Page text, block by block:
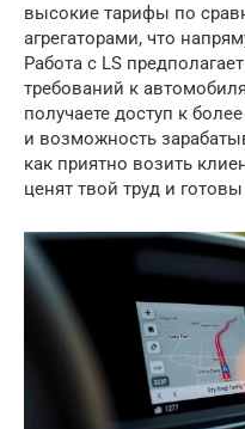
высокие тарифы по
агрегаторами, что
Работа с LS
требований к
получаете доступ к
и возможность
как приятно возить
ценят твой труд и